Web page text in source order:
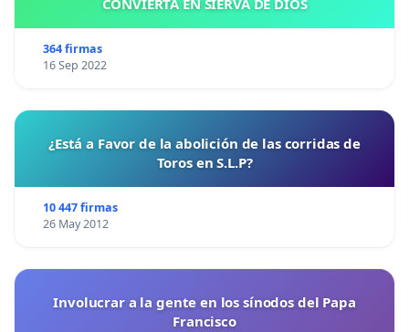
CONVIERTA EN SIERVA DE DIOS
364 firmas
16 Sep 2022
¿Está a Favor de la abolición de las corridas de
Toros en S.L.P?
10 447 firmas
26 May 2012
Involucrar a la gente en los sínodos del Papa
Francisco